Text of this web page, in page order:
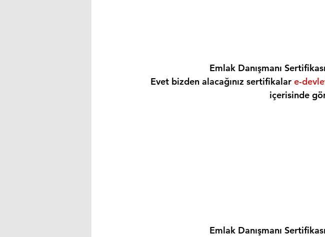
Emlak Danışmanı
Evet bizden alacağınız sertifikalar e-
içerisinde
Emlak Danışmanı Sertifikası